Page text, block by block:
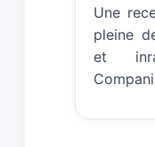
Une
pleine
et